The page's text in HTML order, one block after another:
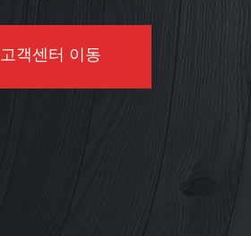
고객센터 이동